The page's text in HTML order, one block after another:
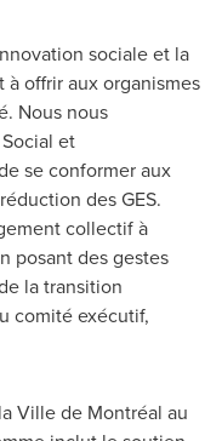
sociale et la
offrir aux organismes
Nous nous
et
se conformer aux
des GES.
collectif à
posant des gestes
la transition
comité exécutif,
Ville de Montréal au